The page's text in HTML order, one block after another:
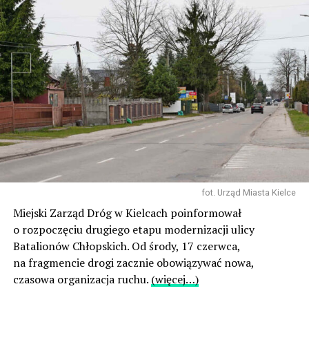
fot. Urząd Miasta Kielce
Miejski Zarząd Dróg w Kielcach poinformował
o rozpoczęciu drugiego etapu modernizacji ulicy
Batalionów Chłopskich. Od środy, 17 czerwca,
na fragmencie drogi zacznie obowiązywać nowa,
czasowa organizacja ruchu. (więcej…)